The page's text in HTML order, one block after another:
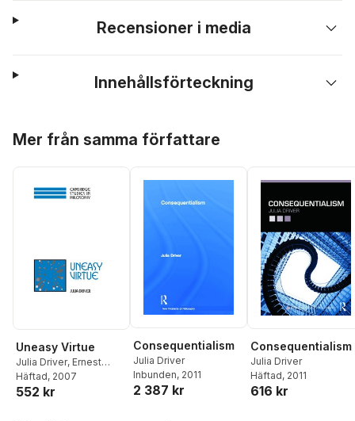
Recensioner i media
Innehållsförteckning
Mer från samma författare
Uneasy Virtue
Julia Driver, Ernest
Sosa,Jonathan Dancy
Häftad, 2007
552 kr
Consequentialism
Julia Driver
Inbunden, 2011
2 387 kr
Consequentialism
Julia Driver
Häftad, 2011
616 kr